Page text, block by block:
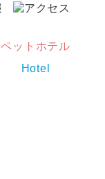
ペットホテル
Hotel